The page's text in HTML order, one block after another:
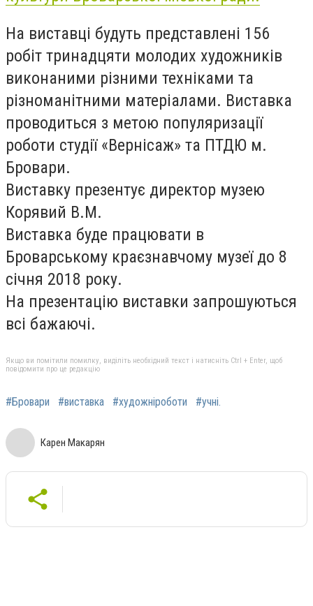
На виставці будуть представлені 156
робіт тринадцяти молодих художників
виконаними різними техніками та
різноманітними матеріалами. Виставка
проводиться з метою популяризації
роботи студії «Вернісаж» та ПТДЮ м.
Бровари.
Виставку презентує директор музею
Корявий В.М.
Виставка буде працювати в
Броварському краєзнавчому музеї до 8
січня 2018 року.
На презентацію виставки запрошуються
всі бажаючі.
Якщо ви помітили помилку, виділіть необхідний текст і натисніть Ctrl + Enter, щоб
повідомити про це редакцію
#Бровари #виставка #художніроботи #учні.
Карен Макарян